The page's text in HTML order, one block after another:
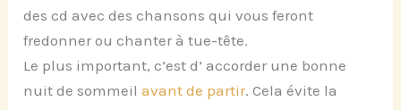
des cd avec des chansons qui vous feront
fredonner ou chanter à tue-tête.
Le plus important, c’est d’ accorder une bonne
nuit de sommeilavant de partir. Cela évite la